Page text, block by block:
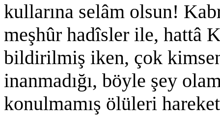
kullarına selâm olsun!
meşhûr hadîsler ile, hattâ
bildirilmiş iken, çok
inanmadığı, böyle şey
konulmamış ölüleri